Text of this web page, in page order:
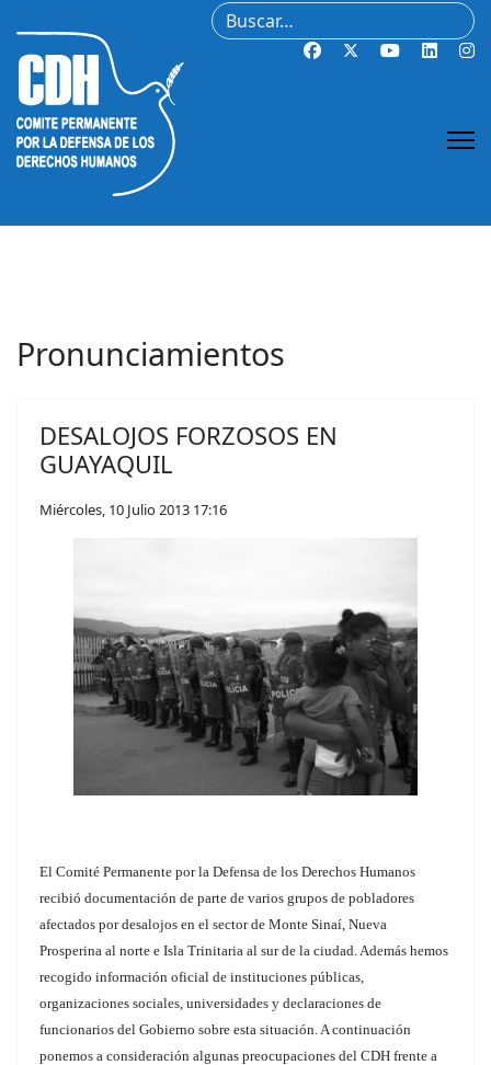
Buscar
Pronunciamientos
DESALOJOS FORZOSOS EN
GUAYAQUIL
Miércoles, 10 Julio 2013 17:16
El Comité Permanente por la Defensa de los Derechos Humanos
recibió documentación de parte de varios grupos de pobladores
afectados por desalojos en el sector de Monte Sinaí, Nueva
Prosperina al norte e Isla Trinitaria al sur de la ciudad. Además hemos
recogido información oficial de instituciones públicas,
organizaciones sociales, universidades y declaraciones de
funcionarios del Gobierno sobre esta situación. A continuación
ponemos a consideración algunas preocupaciones del CDH frente a